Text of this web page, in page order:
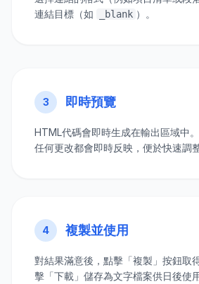
連結目標（如
_blank ）。
3 即時預覽
HTML代碼會即時生成在輸出區域中
任何更改都會即時反映，便於快速調整
4 複製並使用
對結果滿意後，點擊「複製」按鈕取
擊「下載」儲存為文字檔案供日後使用